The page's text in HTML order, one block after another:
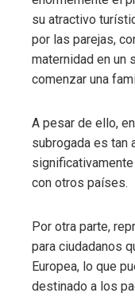
su atractivo
por las parejas,
maternidad en un
comenzar una
A pesar de ello,
subrogada es tan
con otros países.
Por otra parte,
para ciudadanos
Europea, lo que
destinado a los